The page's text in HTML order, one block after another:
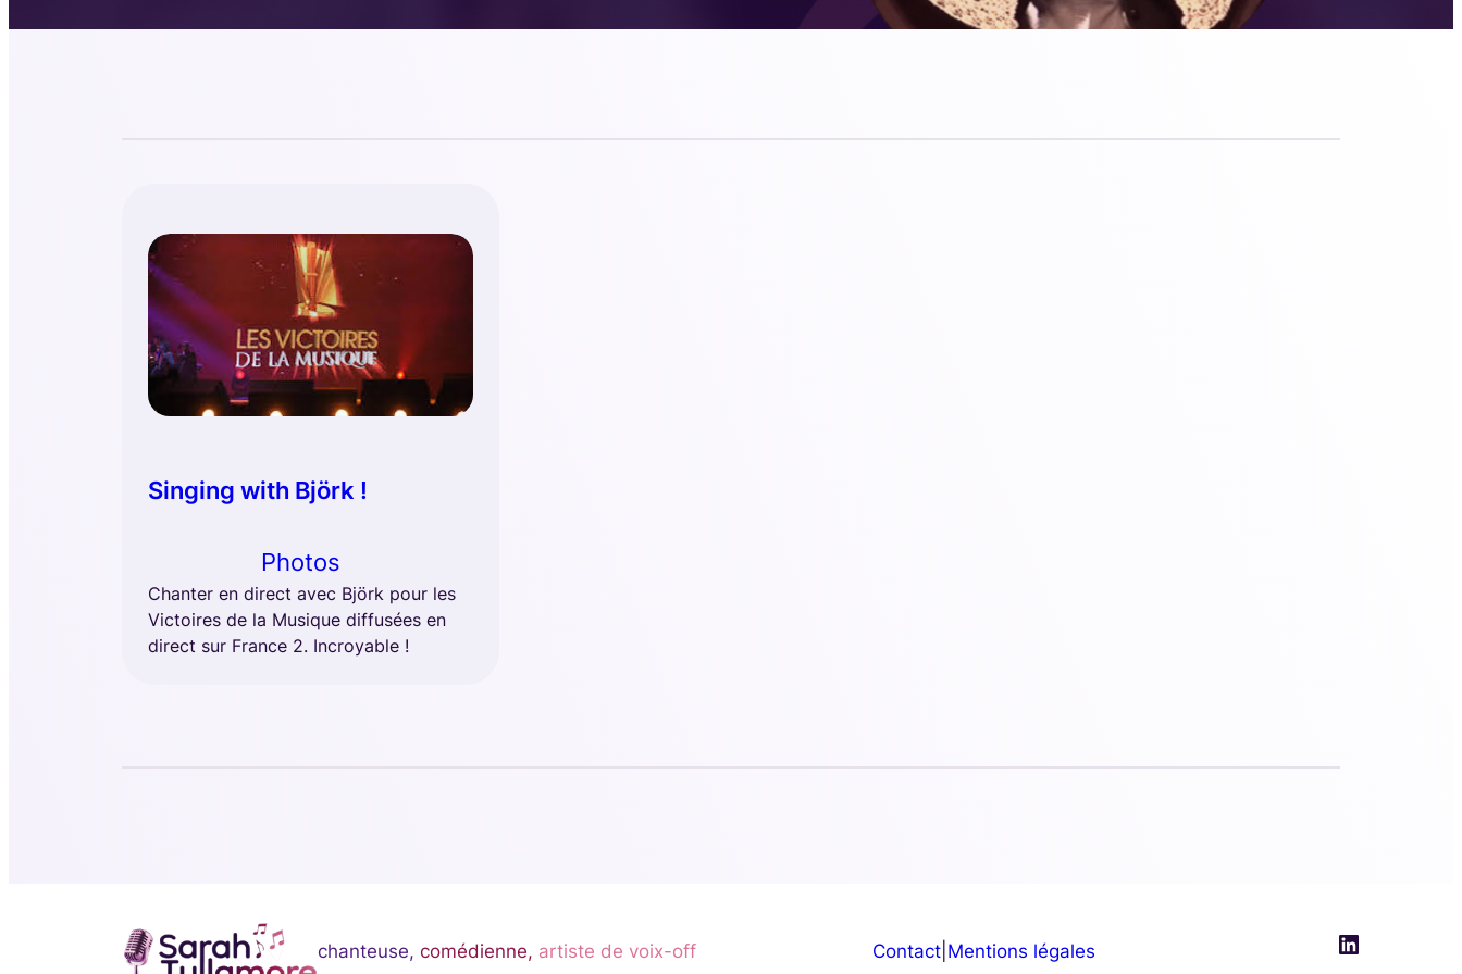
Singing with Björk !
Photos
Chanter en direct avec Björk pour les
Victoires de la Musique diffusées en
direct sur France 2. Incroyable !
chanteuse, comédienne, artiste de voix-off Contact| Mentions légales LinkedIn